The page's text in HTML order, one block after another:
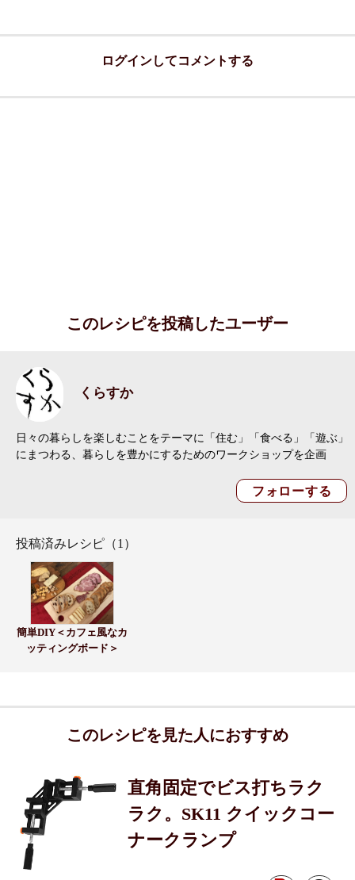
ログインしてコメントする
このレシピを投稿したユーザー
くらすか
日々の暮らしを楽しむことをテーマに「住む」「食べる」「遊ぶ」
にまつわる、暮らしを豊かにするためのワークショップを企画
投稿済みレシピ（1）
簡単DIY＜カフェ風なカ
ッティングボード＞
このレシピを見た人におすすめ
直角固定でビス打ちラク
ラク。SK11 クイックコー
ナークランプ